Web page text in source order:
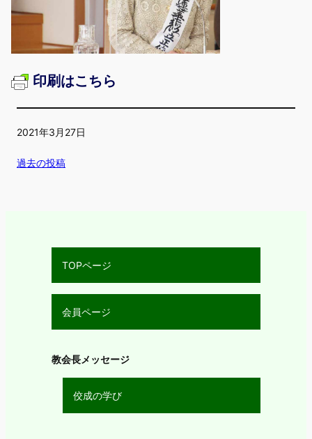
印刷はこちら
2021年3月27日
過去の投稿
TOPページ
会員ページ
教会長メッセージ
佼成の学び